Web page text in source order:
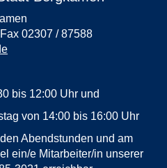
02307 / 87588
bis 12:00 Uhr und
von 14:00 bis 16:00 Uhr
Abendstunden und am
ein/e Mitarbeiter/in unserer